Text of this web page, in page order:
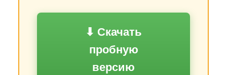
⬇ Скачать
пробную
версию